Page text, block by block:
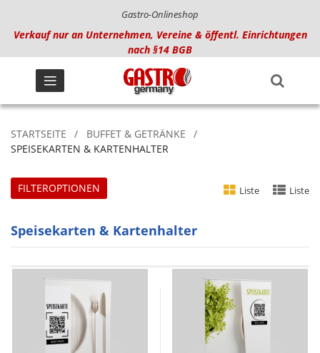
Gastro-Onlineshop
Verkauf nur an Unternehmen, Vereine & öffentl. Einrichtungen
nach §14 BGB
STARTSEITE
BUFFET & GETRÄNKE
SPEISEKARTEN & KARTENHALTER
Speisekarten & Kartenhalter
Liste Liste
FILTEROPTIONEN